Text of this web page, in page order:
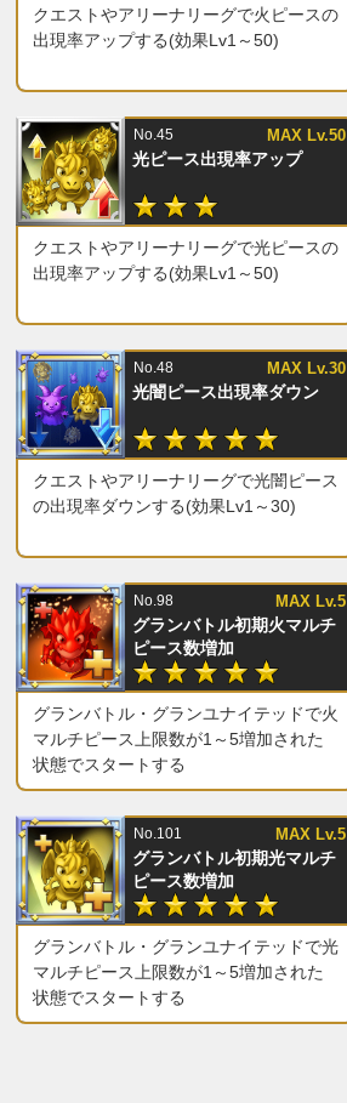
クエストやアリーナリーグで火ピースの
出現率アップする(効果Lv1～50)
No.45 MAX Lv.50
光ピース出現率アップ
クエストやアリーナリーグで光ピースの
出現率アップする(効果Lv1～50)
No.48 MAX Lv.30
光闇ピース出現率ダウン
クエストやアリーナリーグで光闇ピース
の出現率ダウンする(効果Lv1～30)
No.98 MAX Lv.5
グランバトル初期火マルチ
ピース数増加
グランバトル・グランユナイテッドで火
マルチピース上限数が1～5増加された
状態でスタートする
No.101 MAX Lv.5
グランバトル初期光マルチ
ピース数増加
グランバトル・グランユナイテッドで光
マルチピース上限数が1～5増加された
状態でスタートする